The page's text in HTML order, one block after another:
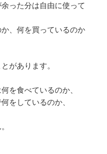
った分は自由に使って
、何を買っているのか
があります。
を食べているのか、
をしているのか、